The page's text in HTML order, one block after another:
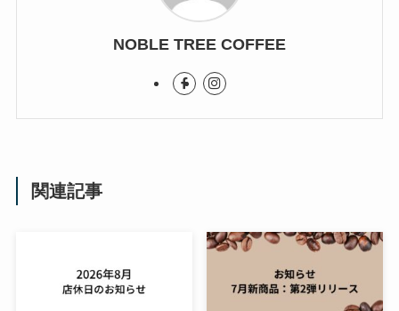
NOBLE TREE COFFEE
関連記事